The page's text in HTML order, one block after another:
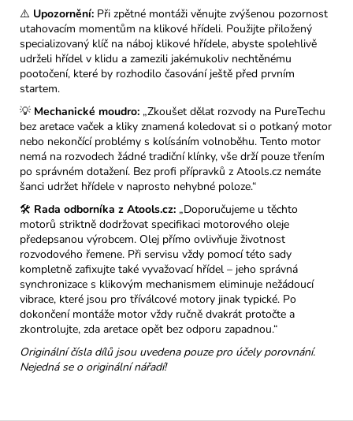
⚠️ Upozornění: Při zpětné montáži věnujte zvýšenou pozornost
utahovacím momentům na klikové hřídeli. Použijte přiložený
specializovaný klíč na náboj klikové hřídele, abyste spolehlivě
udrželi hřídel v klidu a zamezili jakémukoliv nechtěnému
pootočení, které by rozhodilo časování ještě před prvním
startem.
💡 Mechanické moudro: „Zkoušet dělat rozvody na PureTechu
bez aretace vaček a kliky znamená koledovat si o potkaný motor
nebo nekončící problémy s kolísáním volnoběhu. Tento motor
nemá na rozvodech žádné tradiční klínky, vše drží pouze třením
po správném dotažení. Bez profi přípravků z Atools.cz nemáte
šanci udržet hřídele v naprosto nehybné poloze.“
🛠️ Rada odborníka z Atools.cz: „Doporučujeme u těchto
motorů striktně dodržovat specifikaci motorového oleje
předepsanou výrobcem. Olej přímo ovlivňuje životnost
rozvodového řemene. Při servisu vždy pomocí této sady
kompletně zafixujte také vyvažovací hřídel – jeho správná
synchronizace s klikovým mechanismem eliminuje nežádoucí
vibrace, které jsou pro tříválcové motory jinak typické. Po
dokončení montáže motor vždy ručně dvakrát protočte a
zkontrolujte, zda aretace opět bez odporu zapadnou.“
Originální čísla dílů jsou uvedena pouze pro účely porovnání.
Nejedná se o originální nářadí!